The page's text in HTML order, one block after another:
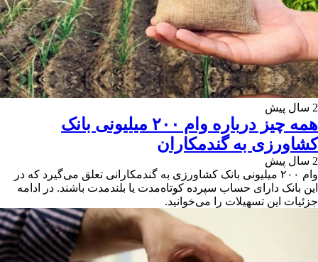
2 سال پیش
همه چیز درباره وام ۲۰۰ میلیونی بانک
کشاورزی به گندمکاران
2 سال پیش
وام ۲۰۰ میلیونی بانک کشاورزی به گندمکارانی تعلق می‌گیرد که در
این بانک دارای حساب سپرده کوتاه‌مدت یا بلندمدت باشند. در ادامه
جزئیات این تسهیلات را می‌خوانید.